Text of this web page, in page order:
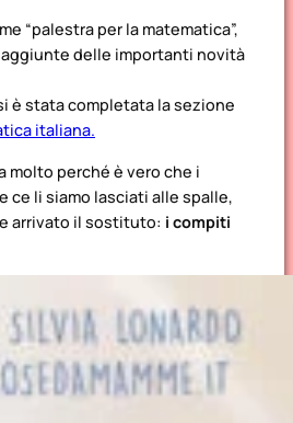
“palestra per la matematica”,
delle importanti novità
è stata completata la sezione
italiana.
molto perché è vero che i
ce li siamo lasciati alle spalle,
arrivato il sostituto: i compiti